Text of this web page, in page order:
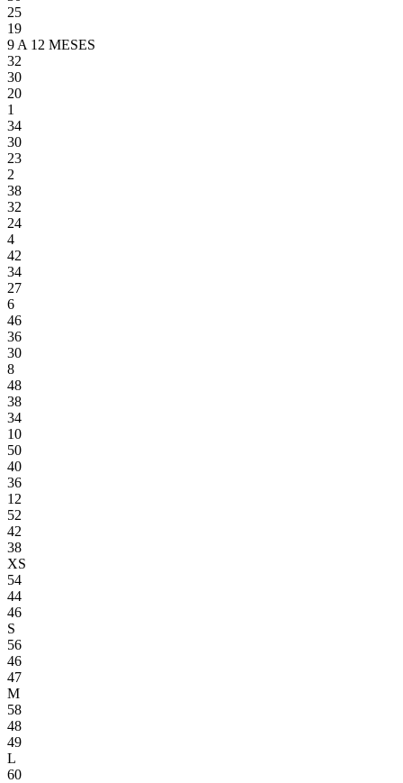
25
19
9 A 12 MESES
32
30
20
1
34
30
23
2
38
32
24
4
42
34
27
6
46
36
30
8
48
38
34
10
50
40
36
12
52
42
38
XS
54
44
46
S
56
46
47
M
58
48
49
L
60